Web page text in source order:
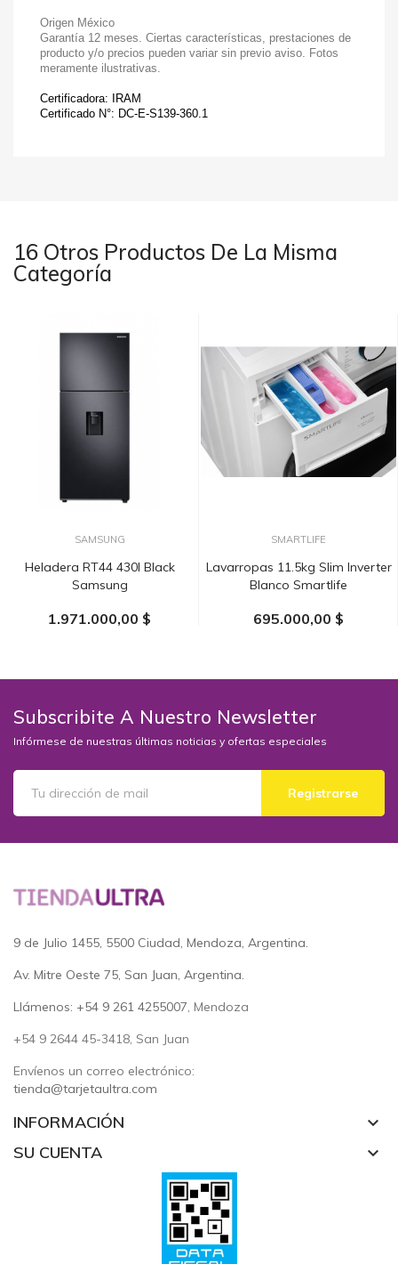
Origen México
Garantía 12 meses. Ciertas características, prestaciones de
producto y/o precios pueden variar sin previo aviso. Fotos
meramente ilustrativas.
Certificadora: IRAM
Certificado N°: DC-E-S139-360.1
16 Otros Productos De La Misma
Categoría
SAMSUNG
Heladera RT44 430l Black
Samsung
1.971.000,00 $
SMARTLIFE
Lavarropas 11.5kg Slim Inverter
Blanco Smartlife
695.000,00 $
Subscribite A Nuestro Newsletter
Infórmese de nuestras últimas noticias y ofertas especiales
Registrarse
9 de Julio 1455, 5500 Ciudad, Mendoza, Argentina.
Av. Mitre Oeste 75, San Juan, Argentina.
Llámenos: +54 9 261 4255007, Mendoza
+54 9 2644 45-3418, San Juan
Envíenos un correo electrónico:
tienda@tarjetaultra.com
INFORMACIÓN keyboard_arrow_down
SU CUENTA keyboard_arrow_down